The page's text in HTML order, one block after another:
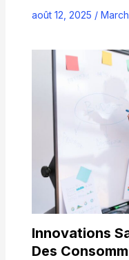
août 12, 2025 /
Innovations
Des